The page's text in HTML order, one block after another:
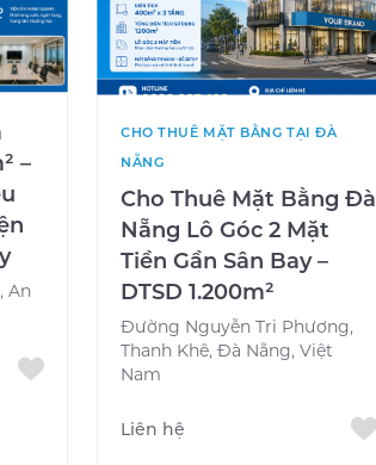
–
An
CHO THUÊ MẶT BẰNG TẠI ĐÀ
NẴNG
Cho Thuê Mặt Bằng Đà
Nẵng Lô Góc 2 Mặt
Tiền Gần Sân Bay –
DTSD 1.200m²
Đường Nguyễn Tri Phương,
Thanh Khê, Đà Nẵng, Việt
Nam
Liên hệ